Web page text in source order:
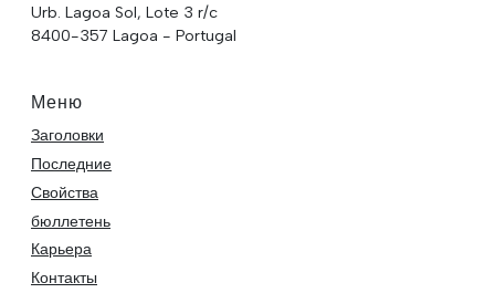
Urb. Lagoa Sol, Lote 3 r/c
8400-357 Lagoa - Portugal
Меню
Заголовки
Последние
Свойства
бюллетень
Карьера
Контакты